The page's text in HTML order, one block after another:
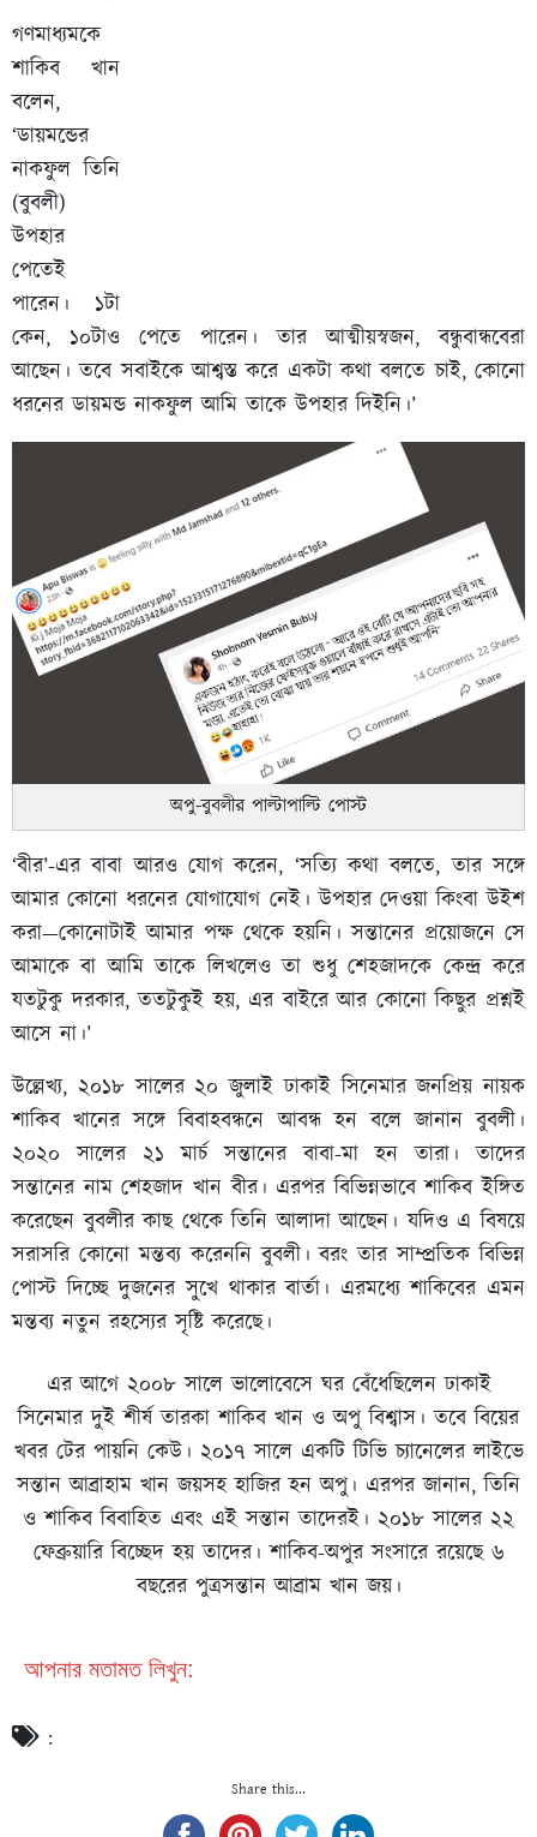
গণমাধ্যমকে
শাকিব খান
বলেন,
‘ডায়মন্ডের
নাকফুল তিনি
(বুবলী)
উপহার
পেতেই
পারেন। ১টা
কেন, ১০টাও পেতে পারেন। তার আত্মীয়স্বজন, বন্ধুবান্ধবেরা
আছেন। তবে সবাইকে আশ্বস্ত করে একটা কথা বলতে চাই, কোনো
ধরনের ডায়মন্ড নাকফুল আমি তাকে উপহার দিইনি।’
অপু-বুবলীর পাল্টাপাল্টি পোস্ট
‘বীর’-এর বাবা আরও যোগ করেন, ‘সত্যি কথা বলতে, তার সঙ্গে
আমার কোনো ধরনের যোগাযোগ নেই। উপহার দেওয়া কিংবা উইশ
করা—কোনোটাই আমার পক্ষ থেকে হয়নি। সন্তানের প্রয়োজনে সে
আমাকে বা আমি তাকে লিখলেও তা শুধু শেহজাদকে কেন্দ্র করে
যতটুকু দরকার, ততটুকুই হয়, এর বাইরে আর কোনো কিছুর প্রশ্নই
আসে না।’
উল্লেখ্য, ২০১৮ সালের ২০ জুলাই ঢাকাই সিনেমার জনপ্রিয় নায়ক
শাকিব খানের সঙ্গে বিবাহবন্ধনে আবন্ধ হন বলে জানান বুবলী।
২০২০ সালের ২১ মার্চ সন্তানের বাবা-মা হন তারা। তাদের
সন্তানের নাম শেহজাদ খান বীর। এরপর বিভিন্নভাবে শাকিব ইঙ্গিত
করেছেন বুবলীর কাছ থেকে তিনি আলাদা আছেন। যদিও এ বিষয়ে
সরাসরি কোনো মন্তব্য করেননি বুবলী। বরং তার সাম্প্রতিক বিভিন্ন
পোস্ট দিচ্ছে দুজনের সুখে থাকার বার্তা। এরমধ্যে শাকিবের এমন
মন্তব্য নতুন রহস্যের সৃষ্টি করেছে।
এর আগে ২০০৮ সালে ভালোবেসে ঘর বেঁধেছিলেন ঢাকাই
সিনেমার দুই শীর্ষ তারকা শাকিব খান ও অপু বিশ্বাস। তবে বিয়ের
খবর টের পায়নি কেউ। ২০১৭ সালে একটি টিভি চ্যানেলের লাইভে
সন্তান আব্রাহাম খান জয়সহ হাজির হন অপু। এরপর জানান, তিনি
ও শাকিব বিবাহিত এবং এই সন্তান তাদেরই। ২০১৮ সালের ২২
ফেব্রুয়ারি বিচ্ছেদ হয় তাদের। শাকিব-অপুর সংসারে রয়েছে ৬
বছরের পুত্রসন্তান আব্রাম খান জয়।
আপনার মতামত লিখুন:
:
Share this...